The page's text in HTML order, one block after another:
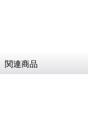
関連商品